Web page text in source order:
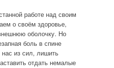
работе над своим
о своём здоровье,
оболочку. Но
боль в спине
из сил, лишить
отдать немалые